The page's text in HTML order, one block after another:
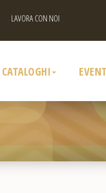
LAVORA CON NOI
CATALOGHI